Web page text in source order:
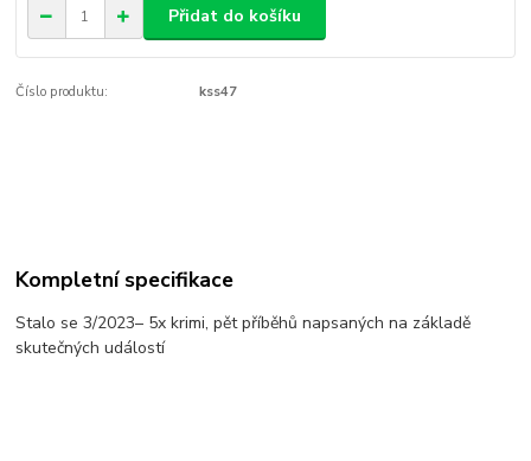
Přidat do košíku
Číslo produktu: kss47
Kompletní specifikace
Stalo se 3/2023– 5x krimi, pět příběhů napsaných na základě
skutečných událostí